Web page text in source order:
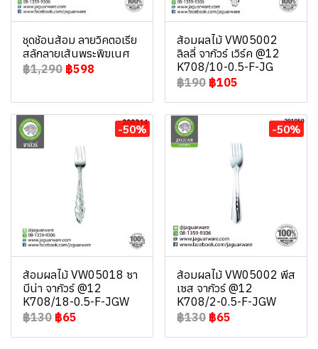
ชุดช้อนส้อม ลายวิคตอเรีย
สลักลายเส้นพระพิฆเนศ
฿1,290 ฿598
ส้อมผลไม้ VW05002
ลิลลี่ จากัวร์ เวิร์ค @12
K708/10-0.5-F-JG
฿190 ฿105
-50%
ส้อมผลไม้ VW05018 ซา
บีน่า จากัวร์ @12
K708/18-0.5-F-JGW
฿130 ฿65
-50%
ส้อมผลไม้ VW05002 พีส
เซส จากัวร์ @12
K708/2-0.5-F-JGW
฿130 ฿65